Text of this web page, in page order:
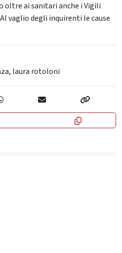
oltre ai sanitari anche i Vigili
vaglio degli inquirenti le cause
, laura rotoloni